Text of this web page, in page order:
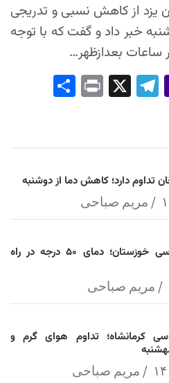
یزد از کاهش نسبی و تدریجی
خبر داد و گفت که با توجه
ساعات بعدازظهر…
Yah
l
Tel
Pri
تداوم دارد؛ کاهش دما از دوشنبه
مریم صباحی
هشدار هواشناسی خوزستان؛ دمای ۵۰ درجه در راه
مریم صباحی
کرمانشاه؛ تداوم هوای گرم و
مریم صباحی